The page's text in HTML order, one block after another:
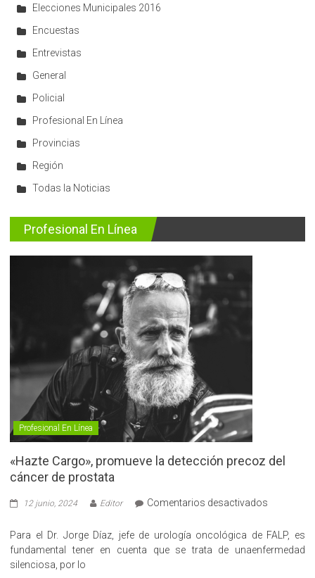
Elecciones Municipales 2016
Encuestas
Entrevistas
General
Policial
Profesional En Línea
Provincias
Región
Todas la Noticias
Profesional En Línea
Profesional En Línea
«Hazte Cargo», promueve la detección precoz del
cáncer de prostata
12 junio, 2024 Editor Comentarios desactivados
Cargo»,
promueve
Para el Dr. Jorge Díaz, jefe de urología oncológica de FALP, es
fundamental tener en cuenta que se trata de unaenfermedad
silenciosa, por lo